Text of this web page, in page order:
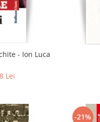
- Ion Luca
Lei
-21%